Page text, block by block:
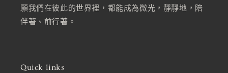
願我們在彼此的世界裡，都能成為微光，靜靜地，陪
伴著、前行著。
Quick links